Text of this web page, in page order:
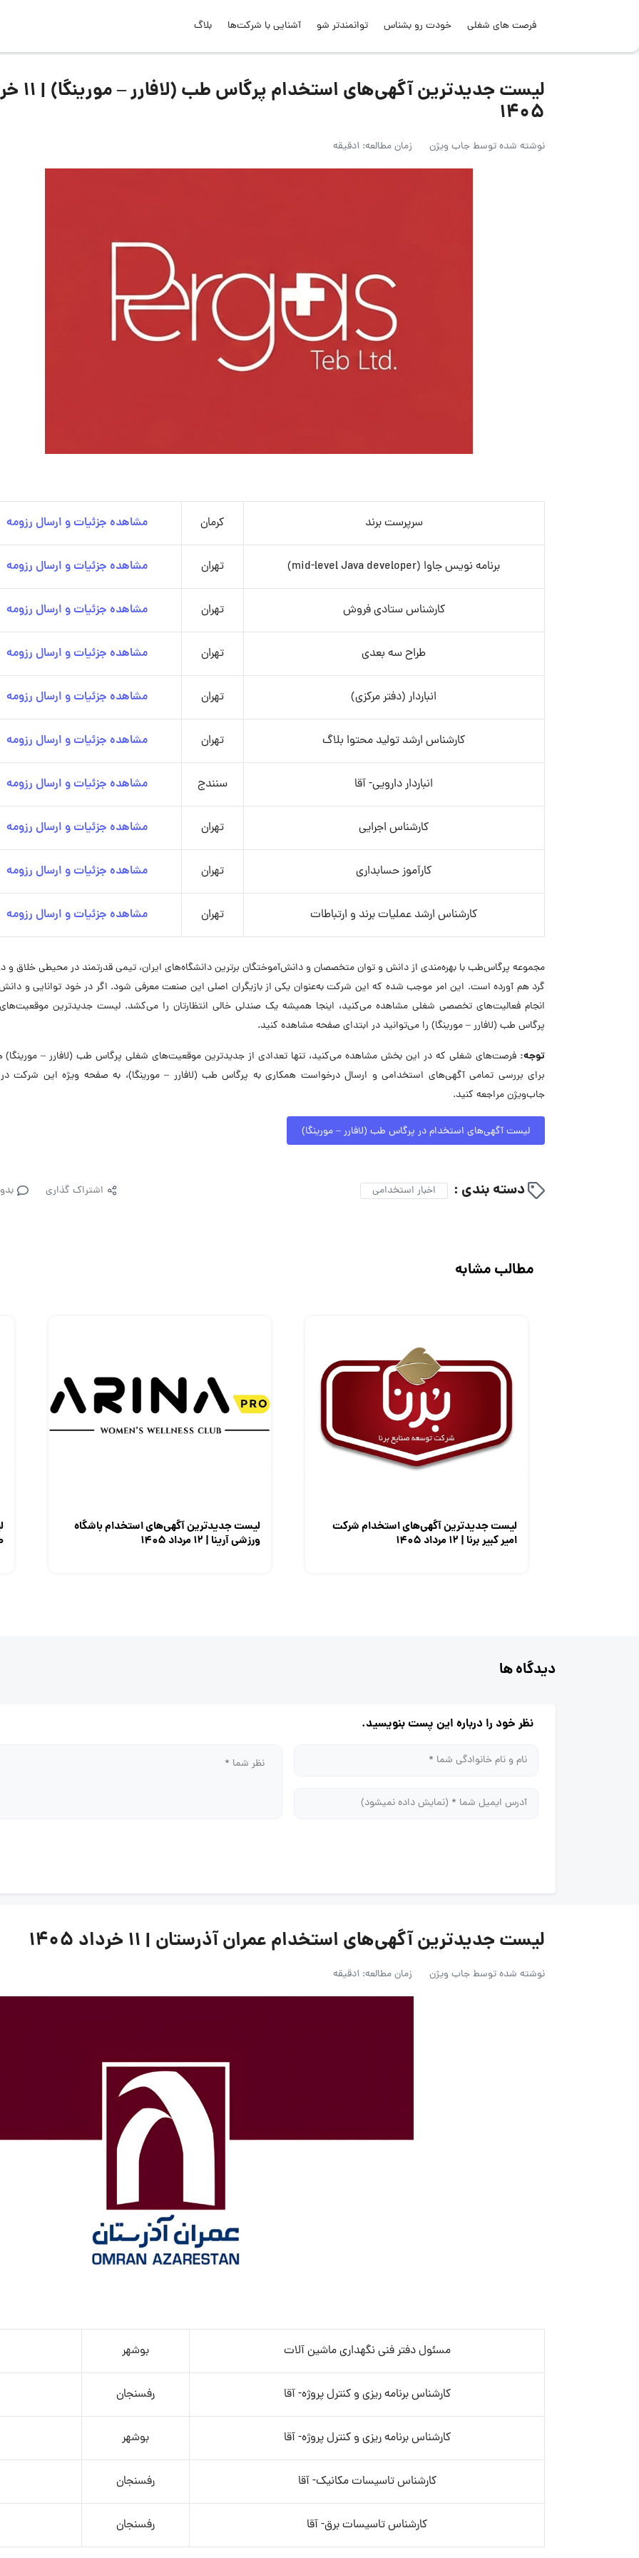
فرصت های شغلی خودت رو بشناس توانمندتر شو آشنایی با شرکت‌ها بلاگ
لیست جدیدترین
۱۴۰۵
نوشته شده توسطجاب ویژن زمان مطالعه: 1دقیقه
سرپرست برند کرمان مشاهده جزئیات و ارسال رزومه
برنامه نویس جاوا (mid-level Java developer) تهران مشاهده جزئیات و ارسال رزومه
کارشناس ستادی فروش تهران مشاهده جزئیات و ارسال رزومه
طراح سه بعدی تهران مشاهده جزئیات و ارسال رزومه
انباردار (دفتر مرکزی) تهران مشاهده جزئیات و ارسال رزومه
کارشناس ارشد تولید محتوا بلاگ تهران مشاهده جزئیات و ارسال رزومه
انباردار دارویی- آقا سنندج مشاهده جزئیات و ارسال رزومه
کارشناس اجرایی تهران مشاهده جزئیات و ارسال رزومه
کارآموز حسابداری تهران مشاهده جزئیات و ارسال رزومه
کارشناس ارشد عملیات برند و ارتباطات تهران مشاهده جزئیات و ارسال رزومه
مجموعه پرگاس‌طب با بهره‌مندی از دانش و توان متخصصان و دانش‌آموختگان برترین دانشگاه‌های ایران، تیمی قدرتمند در محیطی خلاق و
گرد هم آورده است. این امر موجب شده که این شرکت به‌عنوان یکی از بازیگران اصلی این صنعت معرفی شود. اگر در خود توانایی و دانش
انجام فعالیت‌های تخصصی شغلی مشاهده می‌کنید، اینجا همیشه یک صندلی خالی انتظارتان را می‌کشد. لیست جدیدترین
پرگاس طب (لافارر – مورینگا) را می‌توانید در ابتدای صفحه مشاهده کنید.
توجه: فرصت‌های شغلی که در این بخش مشاهده می‌کنید، تنها تعدادی از جدیدترین موقعیت‌های شغلی پرگاس طب (لافارر – مورینگا)
برای بررسی تمامی آگهی‌های استخدامی و ارسال درخواست همکاری به پرگاس طب (لافارر – مورینگا)، به صفحه ویژه این شرکت
جاب‌ویژن مراجعه کنید.
لیست آگهی‌های استخدام در پرگاس طب (لافارر – مورینگا)
دسته بندی : اخبار استخدامی اشتراک گذاری
مطالب مشابه
لیست جدیدترین آگهی‌های استخدام شرکت
امیر کبیر برنا | ۱۲ مرداد ۱۴۰۵
لیست جدیدترین آگهی‌های استخدام باشگاه
ورزشی آرینا | ۱۲ مرداد ۱۴۰۵
دیدگاه ها
نظر خود را درباره این پست بنویسید.
لیست جدیدترین آگهی‌های استخدام عمران آذرستان | ۱۱ خرداد ۱۴۰۵
نوشته شده توسطجاب ویژن زمان مطالعه: 1دقیقه
مسئول دفتر فنی نگهداری ماشین آلات بوشهر
کارشناس برنامه ریزی و کنترل پروژه- آقا رفسنجان
کارشناس برنامه ریزی و کنترل پروژه- آقا بوشهر
کارشناس تاسیسات مکانیک- آقا رفسنجان
کارشناس تاسیسات برق- آقا رفسنجان